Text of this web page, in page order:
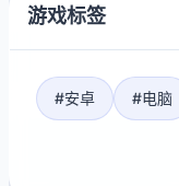
游戏标签
#安卓 #电脑